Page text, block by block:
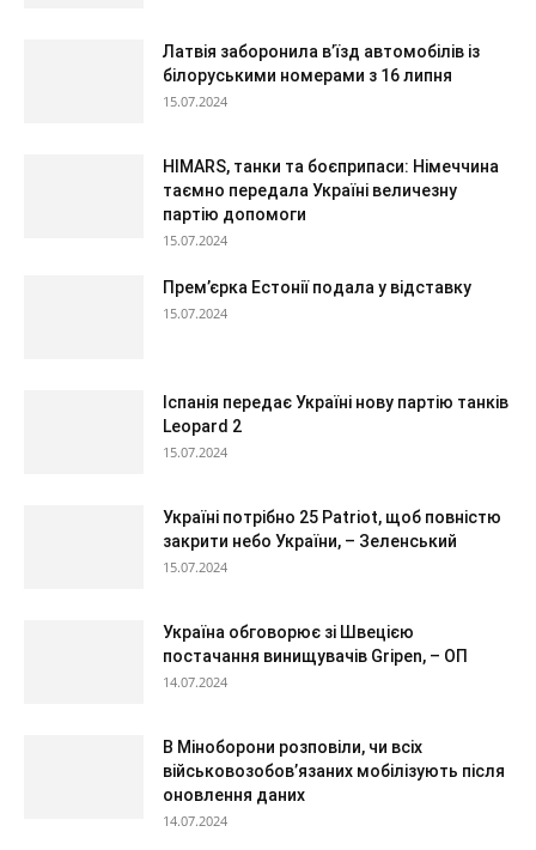
Латвія заборонила в’їзд автомобілів із
білоруськими номерами з 16 липня
15.07.2024
HIMARS, танки та боєприпаси: Німеччина
таємно передала Україні величезну
партію допомоги
15.07.2024
Прем’єрка Естонії подала у відставку
15.07.2024
Іспанія передає Україні нову партію танків
Leopard 2
15.07.2024
Україні потрібно 25 Patriot, щоб повністю
закрити небо України, – Зеленський
15.07.2024
Україна обговорює зі Швецією
постачання винищувачів Gripen, – ОП
14.07.2024
В Міноборони розповіли, чи всіх
військовозобов’язаних мобілізують після
оновлення даних
14.07.2024